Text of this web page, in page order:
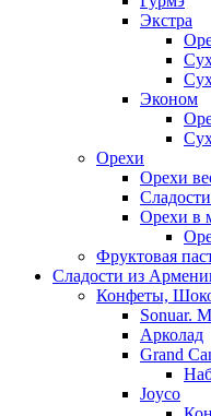
Экстра
Эконом
Орехи
Орехи
Орехи в
Фруктовая
Сладости из
Конфеты,
Sonuar.
Арколад
Grand
Joyco